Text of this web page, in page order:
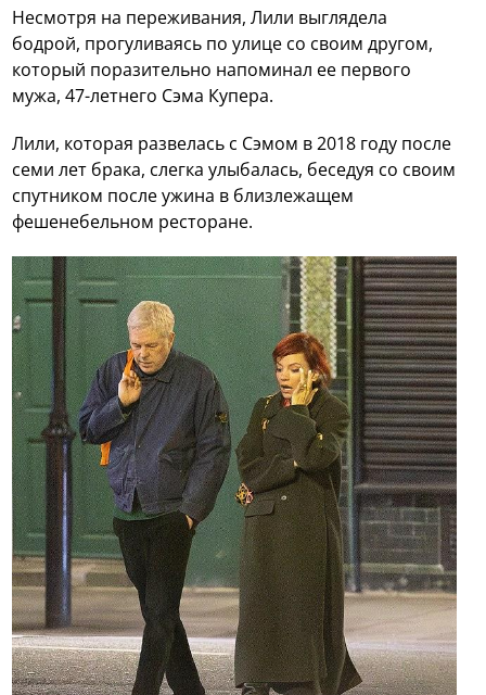
Несмотря на переживания, Лили выглядела
бодрой, прогуливаясь по улице со своим другом,
который поразительно напоминал ее первого
мужа, 47-летнего Сэма Купера.
Лили, которая развелась с Сэмом в 2018 году после
семи лет брака, слегка улыбалась, беседуя со своим
спутником после ужина в близлежащем
фешенебельном ресторане.